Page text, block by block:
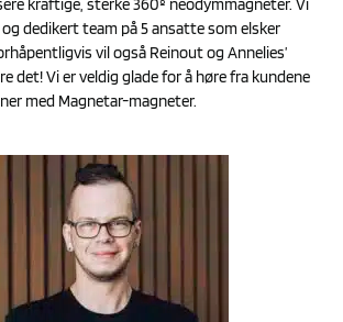
dedikert team på 5 ansatte som elsker
vil også Reinout og Annelies’
det! Vi er veldig glade for å høre fra kundene
med Magnetar-magneter.